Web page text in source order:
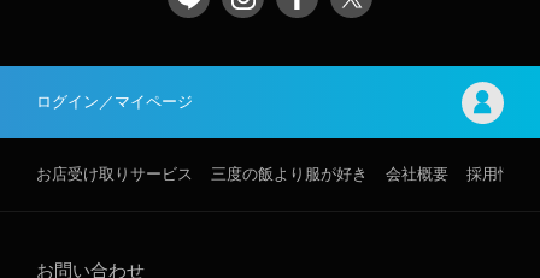
ログイン／マイページ
お店受け取りサービス 三度の飯より服が好き 会社概要 採用情報
お問い合わせ